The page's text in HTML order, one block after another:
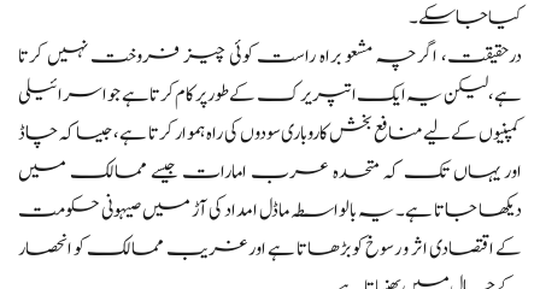
کیا جا سکے۔
درحقیقت، اگرچہ مشعو براہ راست کوئی چیز فروخت نہیں کرتا
ہے، لیکن یہ ایک اتپریرک کے طور پر کام کرتا ہے جو اسرائیلی
کمپنیوں کے لیے منافع بخش کاروباری سودوں کی راہ ہموار کرتا ہے، جیسا کہ چاڈ
اور یہاں تک کہ متحدہ عرب امارات جیسے ممالک میں
دیکھا جاتا ہے۔ یہ بالواسطہ ماڈل امداد کی آڑ میں صیہونی حکومت
کے اقتصادی اثر و رسوخ کو بڑھاتا ہے اور غریب ممالک کو انحصار